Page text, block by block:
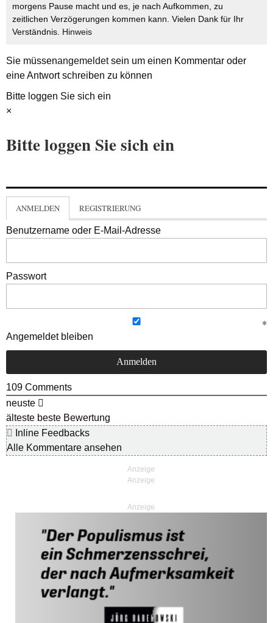
morgens Pause macht und es, je nach Aufkommen, zu
zeitlichen Verzögerungen kommen kann. Vielen Dank für Ihr
Verständnis. Hinweis
Sie müssenangemeldetsein um einen Kommentar oder
eine Antwort schreiben zu können
Bitte loggen Sie sich ein
×
Bitte loggen Sie sich ein
ANMELDEN REGISTRIERUNG
Benutzername oder E-Mail-Adresse
Passwort
Angemeldet bleiben
109 Comments
neuste
älteste beste Bewertung
Inline Feedbacks
Alle Kommentare ansehen
Anzeige